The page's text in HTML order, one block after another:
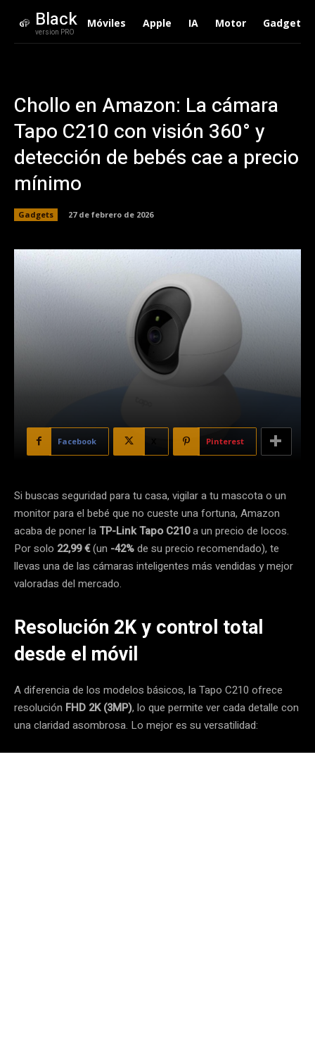
Black
version PRO
Móviles Apple IA Motor Gadgets
Chollo en Amazon: La cámara
Tapo C210 con visión 360° y
detección de bebés cae a precio
mínimo
Gadgets 27 de febrero de 2026
Facebook Pinterest
Si buscas seguridad para tu casa, vigilar a tu mascota o un
monitor para el bebé que no cueste una fortuna, Amazon
acaba de poner laTP-Link Tapo C210a un precio de locos.
Por solo 22,99 €(un -42%de su precio recomendado), te
llevas una de las cámaras inteligentes más vendidas y mejor
valoradas del mercado.
Resolución 2K y control total
desde el móvil
A diferencia de los modelos básicos, la Tapo C210 ofrece
resolución FHD 2K (3MP), lo que permite ver cada detalle con
una claridad asombrosa. Lo mejor es su versatilidad: